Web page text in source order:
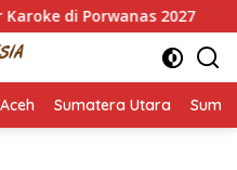
2027 Pimpin
Aceh Sumatera Utara